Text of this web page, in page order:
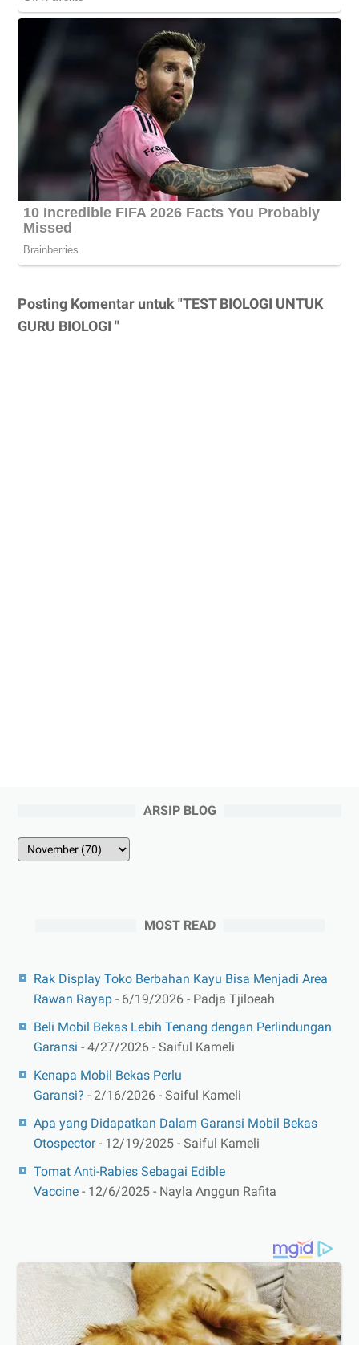
Posting Komentar untuk "TEST BIOLOGI UNTUK
GURU BIOLOGI "
ARSIP BLOG
MOST READ
Rak Display Toko Berbahan Kayu Bisa Menjadi Area
Rawan Rayap - 6/19/2026 - Padja Tjiloeah
Beli Mobil Bekas Lebih Tenang dengan Perlindungan
Garansi - 4/27/2026 - Saiful Kameli
Kenapa Mobil Bekas Perlu
Garansi? - 2/16/2026 - Saiful Kameli
Apa yang Didapatkan Dalam Garansi Mobil Bekas
Otospector- 12/19/2025 - Saiful Kameli
Tomat Anti-Rabies Sebagai Edible
Vaccine - 12/6/2025 - Nayla Anggun Rafita